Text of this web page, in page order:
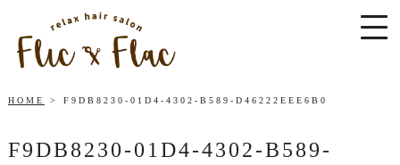
HOME F9DB8230-01D4-4302-B589-D46222EEE6B0
F9DB8230-01D4-4302-B589-